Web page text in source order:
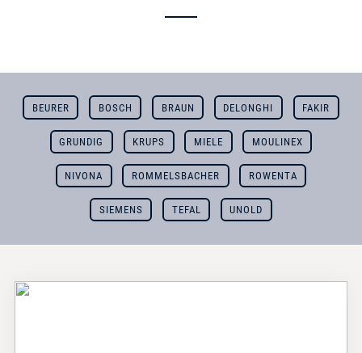
BEURER BOSCH BRAUN DELONGHI FAKIR
GRUNDIG KRUPS MIELE MOULINEX
NIVONA ROMMELSBACHER ROWENTA
SIEMENS TEFAL UNOLD